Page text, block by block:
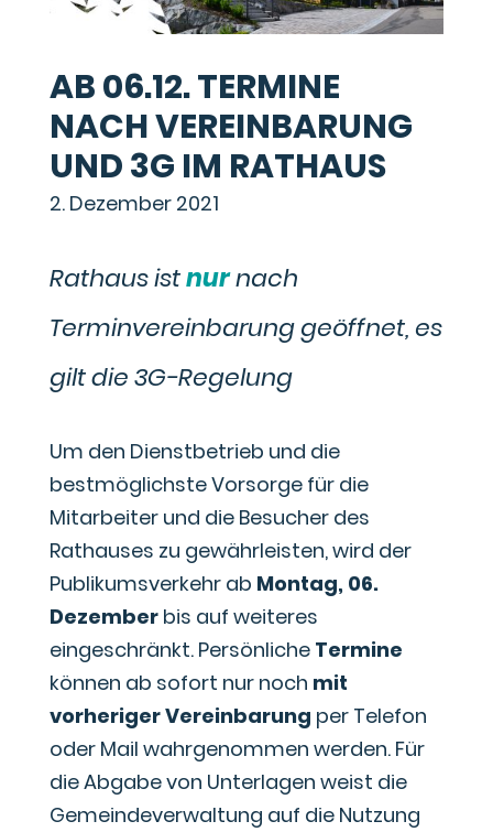
AB 06.12. TERMINE
NACH VEREINBARUNG
UND 3G IM RATHAUS
2. Dezember 2021
Rathaus istnurnach
Terminvereinbarung geöffnet, es
gilt die 3G-Regelung
​Um den Dienstbetrieb und die
bestmöglichste Vorsorge für die
Mitarbeiter und die Besucher des
Rathauses zu gewährleisten, wird der
Publikumsverkehr ab Montag, 06.
Dezemberbis auf weiteres
eingeschränkt. Persönliche Termine
können ab sofort nur noch mit
vorheriger Vereinbarung per Telefon
oder Mail wahrgenommen werden. Für
die Abgabe von Unterlagen weist die
Gemeindeverwaltung auf die Nutzung